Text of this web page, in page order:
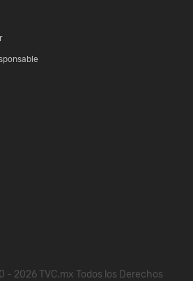
- 2026 TVC.mx Todos los Derechos